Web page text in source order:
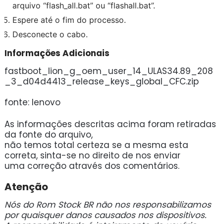
arquivo “flash_all.bat” ou “flashall.bat”.
Espere até o fim do processo.
Desconecte o cabo.
Informações Adicionais
fastboot_lion_g_oem_user_14_ULAS34.89_208
_3_d04d4413_release_keys_global_CFC.zip
fonte: lenovo
As informações descritas acima foram retiradas
da fonte do arquivo,
não temos total certeza se a mesma esta
correta, sinta-se no direito de nos enviar
uma correção através dos comentários.
Atenção
Nós do Rom Stock BR não nos responsabilizamos
por quaisquer danos causados nos dispositivos.